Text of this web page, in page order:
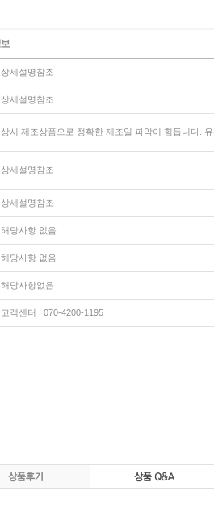
상세설명참조
상세설명참조
상시 제조상품으로 정확한 제조일 파악이 힘듭니다.
상세설명참조
상세설명참조
해당사항 없음
해당사항 없음
해당사항없음
고객센터 : 070-4200-1195